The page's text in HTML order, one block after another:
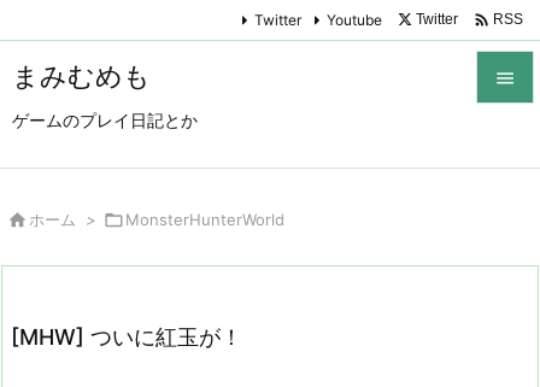
まみむめも
ゲームのプレイ日記とか

Twitter Youtube Twitter  RSS
 ホーム > MonsterHunterWorld
[MHW] ついに紅玉が！